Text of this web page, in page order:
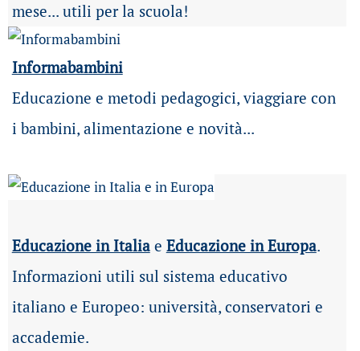
mese... utili per la scuola!
Informabambini
Educazione e metodi pedagogici, viaggiare con
i bambini, alimentazione e novità...
Educazione in Italiae Educazione in Europa.
Informazioni utili sul sistema educativo
italiano e Europeo: università, conservatori e
accademie.